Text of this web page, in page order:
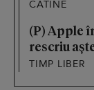
CATINE
(P) Apple
rescriu
TIMP LIBER